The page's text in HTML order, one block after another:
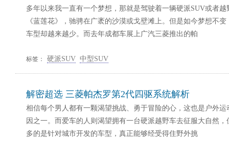
多年以来我一直有一个梦想，那就是驾驶着一辆硬派SUV或者
《蓝莲花》，驰骋在广袤的沙漠或戈壁滩上。但是如今梦想不
车型却越来越少。而去年成都车展上广汽三菱推出的帕
标签： 硬派SUV 中型SUV
解密超选 三菱帕杰罗第2代四驱系统解析
相信每个男人都有一颗渴望挑战、勇于冒险的心，这也是户外
因之一。而爱车的人则渴望拥有一台硬派越野车去征服大自然
多的是针对城市开发的车型，真正能够经受得住野外挑